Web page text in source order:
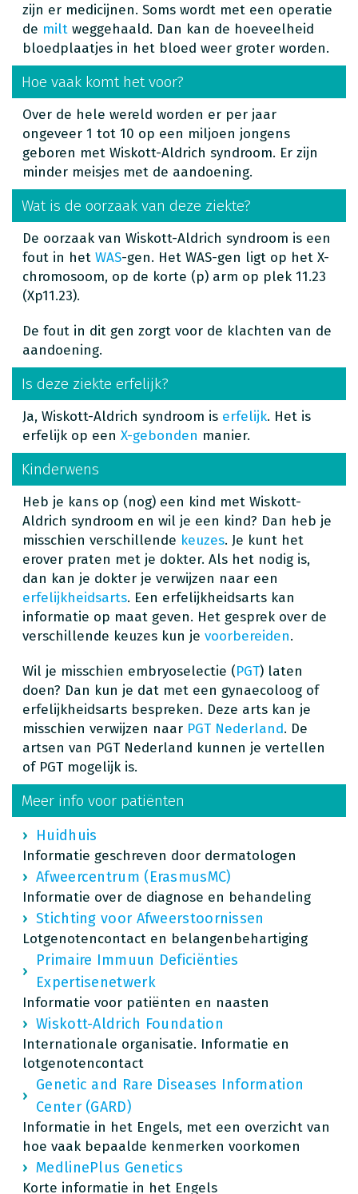
zijn er medicijnen. Soms wordt met een operatie
de milt weggehaald. Dan kan de hoeveelheid
bloedplaatjes in het bloed weer groter worden.
Hoe vaak komt het voor?
Over de hele wereld worden er per jaar
ongeveer 1 tot 10 op een miljoen jongens
geboren met Wiskott-Aldrich syndroom. Er zijn
minder meisjes met de aandoening.
Wat is de oorzaak van deze ziekte?
De oorzaak van Wiskott-Aldrich syndroom is een
fout in het WAS-gen. Het WAS-gen ligt op het X-
chromosoom, op de korte (p) arm op plek 11.23
(Xp11.23).
De fout in dit gen zorgt voor de klachten van de
aandoening.
Is deze ziekte erfelijk?
Ja, Wiskott-Aldrich syndroom is erfelijk. Het is
erfelijk op een X-gebonden manier.
Kinderwens
Heb je kans op (nog) een kind met Wiskott-
Aldrich syndroom en wil je een kind? Dan heb je
misschien verschillende keuzes. Je kunt het
erover praten met je dokter. Als het nodig is,
dan kan je dokter je verwijzen naar een
erfelijkheidsarts. Een erfelijkheidsarts kan
informatie op maat geven. Het gesprek over de
verschillende keuzes kun je voorbereiden.
Wil je misschien embryoselectie (PGT) laten
doen? Dan kun je dat met een gynaecoloog of
erfelijkheidsarts bespreken. Deze arts kan je
misschien verwijzen naar PGT Nederland. De
artsen van PGT Nederland kunnen je vertellen
of PGT mogelijk is.
Meer info voor patiënten
Huidhuis
Informatie geschreven door dermatologen
Afweercentrum (ErasmusMC)
Informatie over de diagnose en behandeling
Stichting voor Afweerstoornissen
Lotgenotencontact en belangenbehartiging
Primaire Immuun Deficiënties
Expertisenetwerk
Informatie voor patiënten en naasten
Wiskott-Aldrich Foundation
Internationale organisatie. Informatie en
lotgenotencontact
Genetic and Rare Diseases Information
Center (GARD)
Informatie in het Engels, met een overzicht van
hoe vaak bepaalde kenmerken voorkomen
MedlinePlus Genetics
Korte informatie in het Engels